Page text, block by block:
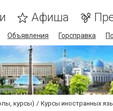
Афиша
Объявления Горсправка
курсы) Курсы иностранных